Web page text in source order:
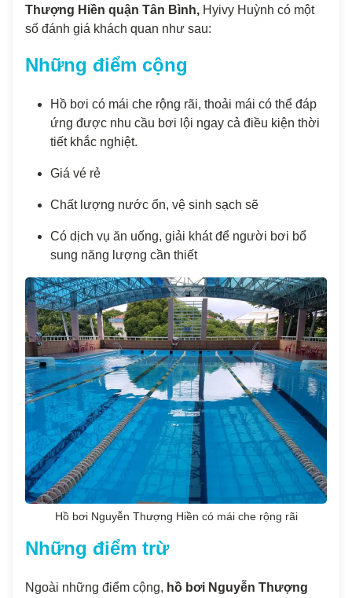
Thượng Hiền quận Tân Bình, Hyivy Huỳnh có một
số đánh giá khách quan như sau:
Những điểm cộng
Hồ bơi có mái che rộng rãi, thoải mái có thể đáp
ứng được nhu cầu bơi lội ngay cả điều kiện thời
tiết khắc nghiệt.
Giá vé rẻ
Chất lượng nước ổn, vệ sinh sạch sẽ
Có dịch vụ ăn uống, giải khát để người bơi bổ
sung năng lượng cần thiết
Hồ bơi Nguyễn Thượng Hiền có mái che rộng rãi
Những điểm trừ
Ngoài những điểm cộng, hồ bơi Nguyễn Thượng